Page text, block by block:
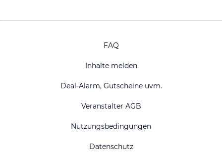
FAQ
Inhalte melden
Deal-Alarm, Gutscheine uvm.
Veranstalter AGB
Nutzungsbedingungen
Datenschutz